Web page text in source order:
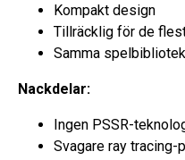
Kompakt design
Tillräcklig för de
Samma
Nackdelar:
Ingen PSSR-
Svagare ray tracing-